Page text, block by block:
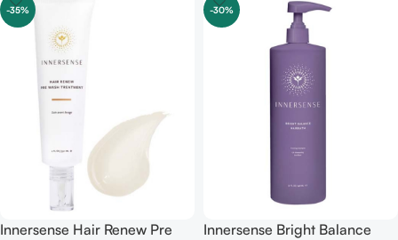
-35%
Innersense Hair Renew Pre
-30%
Innersense Bright Balance